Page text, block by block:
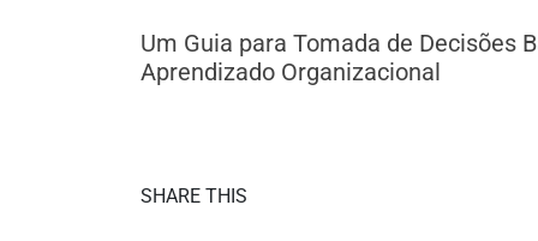
Um Guia para Tomada de Decisões
Aprendizado Organizacional
SHARE THIS